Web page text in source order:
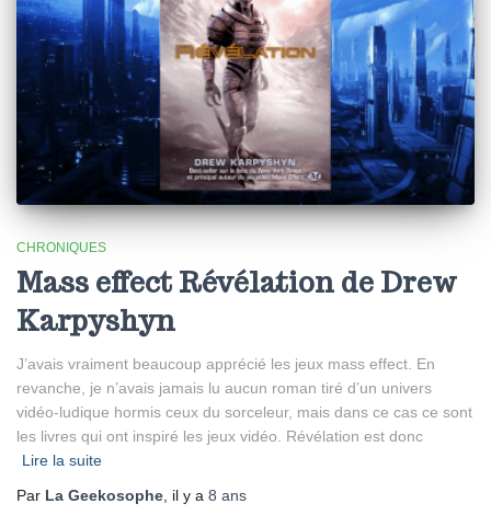
CHRONIQUES
Mass effect Révélation de Drew
Karpyshyn
J’avais vraiment beaucoup apprécié les jeux mass effect. En
revanche, je n’avais jamais lu aucun roman tiré d’un univers
vidéo-ludique hormis ceux du sorceleur, mais dans ce cas ce sont
les livres qui ont inspiré les jeux vidéo. Révélation est donc
Lire la suite
Par La Geekosophe , il y a 8 ans